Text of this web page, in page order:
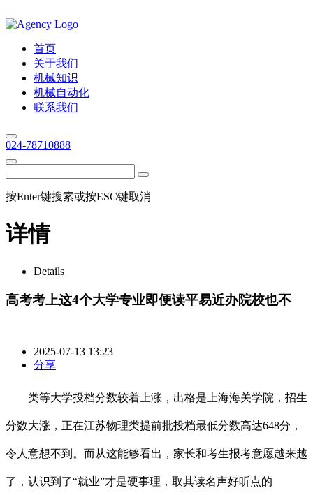
首页
关于我们
机械知识
机械自动化
联系我们
024-78710888
按Enter键搜索或按ESC键取消
详情
Details
高考考上这4个大学专业即便读平易近办院校也不
2025-07-13 13:23
分享
类等大学投档分数较着上涨，出格是上海海关学院，招生
分数大涨，正在江苏物理类提前批投档最低分数高达648分，
令人意想不到。而从这能够看出，家长和考生报考意愿越来越
了，认识到了“就业”才是硬事理，取其读名声好听点的